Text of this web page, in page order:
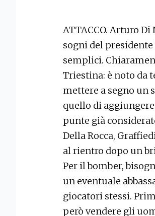
ATTACCO. Arturo
sogni del
semplici.
Triestina: è noto da
mettere a segno un
quello di
punte già
Della Rocca,
al rientro dopo un
Per il bomber,
un eventuale
giocatori stessi.
però vendere gli